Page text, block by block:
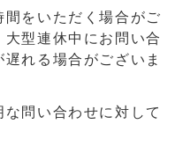
をいただく場合がご
型連休中にお問い合
れる場合がございま
問い合わせに対して